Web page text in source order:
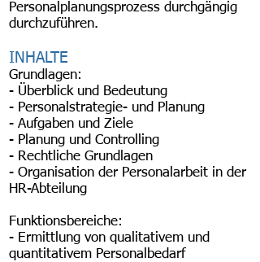
Personalplanungsprozess durchgängig
durchzuführen.
INHALTE
Grundlagen:
- Überblick und Bedeutung
- Personalstrategie- und Planung
- Aufgaben und Ziele
- Planung und Controlling
- Rechtliche Grundlagen
- Organisation der Personalarbeit in der
HR-Abteilung
Funktionsbereiche:
- Ermittlung von qualitativem und
quantitativem Personalbedarf